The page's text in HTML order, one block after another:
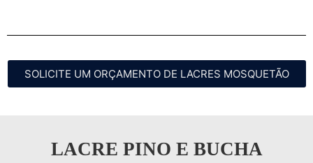
SOLICITE UM ORÇAMENTO DE LACRES MOSQUETÃO
LACRE PINO E BUCHA